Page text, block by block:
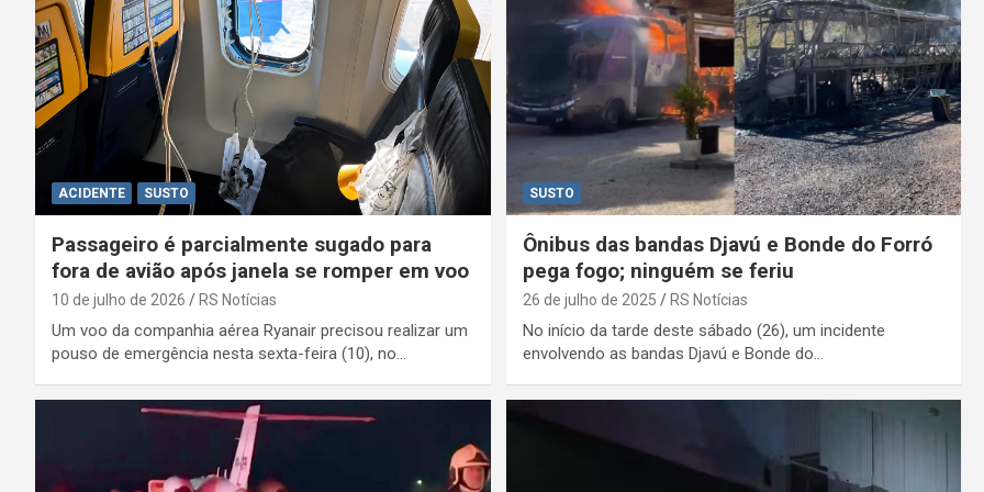
ACIDENTE SUSTO
Passageiro é parcialmente sugado para
fora de avião após janela se romper em voo
10 de julho de 2026 RS Notícias
Um voo da companhia aérea Ryanair precisou realizar um
pouso de emergência nesta sexta-feira (10), no…
SUSTO
Ônibus das bandas Djavú e Bonde do Forró
pega fogo; ninguém se feriu
26 de julho de 2025 RS Notícias
No início da tarde deste sábado (26), um incidente
envolvendo as bandas Djavú e Bonde do…